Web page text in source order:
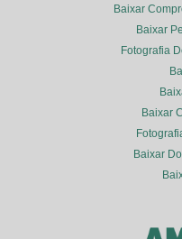
Baixar
Baixar
Fotografia
Baixar
Baixar